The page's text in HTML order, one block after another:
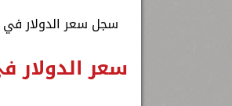
سجل سعر الدولار في البنك المركزي
سعر الدولار